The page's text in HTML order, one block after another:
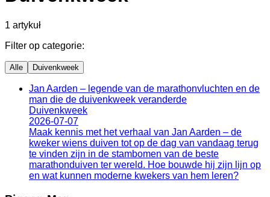
1 artykuł
Filter op categorie:
Alle Duivenkweek
Jan Aarden – legende van de marathonvluchten en de
man die de duivenkweek veranderde
Duivenkweek
2026-07-07
Maak kennis met het verhaal van Jan Aarden – de
kweker wiens duiven tot op de dag van vandaag terug
te vinden zijn in de stambomen van de beste
marathonduiven ter wereld. Hoe bouwde hij zijn lijn op
en wat kunnen moderne kwekers van hem leren?